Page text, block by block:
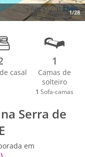
1/28
casal
1
Camas de
solteiro
1 Sofa-camas
Serra de
em